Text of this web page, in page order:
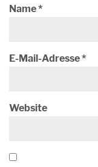
Name*
E-Mail-Adresse*
Website